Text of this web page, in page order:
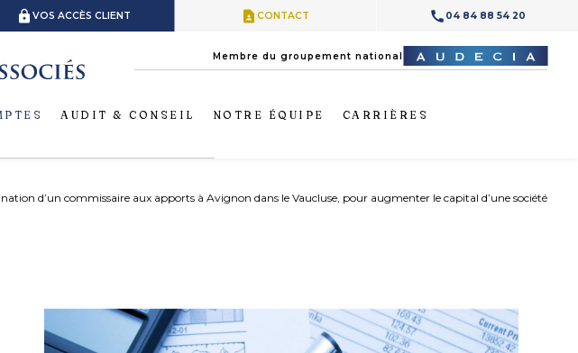
lock VOS ACCÈS CLIENT contact_pageCONTACT call 04 84 88 54 20
Membre du groupement national
AUDIT & CONSEIL NOTRE ÉQUIPE CARRIÈRES
d’un commissaire aux apports à Avignon dans le Vaucluse, pour augmenter le capital d’une société